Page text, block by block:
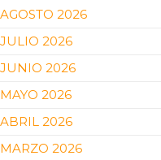
AGOSTO 2026
JULIO 2026
JUNIO 2026
MAYO 2026
ABRIL 2026
MARZO 2026